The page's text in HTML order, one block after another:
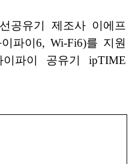
공유기 제조사 이에프
파이6, Wi-Fi6)를 지원
파이 공유기 ipTIME